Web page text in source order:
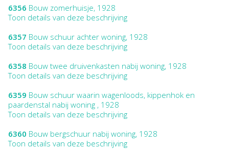
6356 Bouw zomerhuisje, 1928
Toon details van deze beschrijving
6357 Bouw schuur achter woning, 1928
Toon details van deze beschrijving
6358 Bouw twee druivenkasten nabij woning, 1928
Toon details van deze beschrijving
6359 Bouw schuur waarin wagenloods, kippenhok en
paardenstal nabij woning , 1928
Toon details van deze beschrijving
6360 Bouw bergschuur nabij woning, 1928
Toon details van deze beschrijving